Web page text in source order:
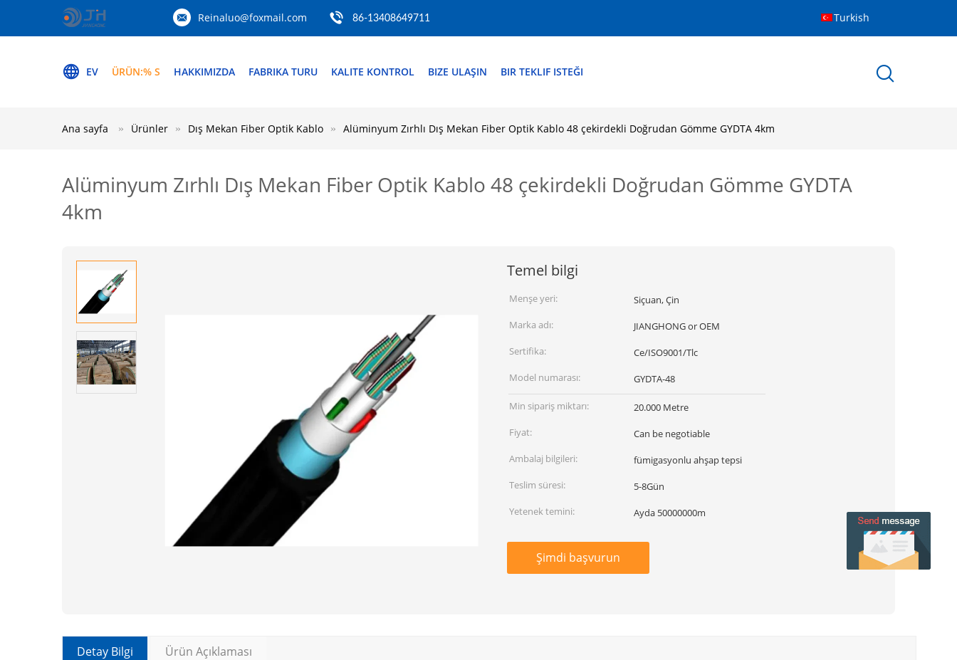
Reinaluo@foxmail.com 86-13408649711 Turkish
EV ÜRÜN:% S HAKKIMIZDA FABRIKA TURU KALITE KONTROL BIZE ULAŞIN BIR TEKLIF ISTEĞI
Ana sayfa Ürünler Dış Mekan Fiber Optik Kablo Alüminyum Zırhlı Dış Mekan Fiber Optik Kablo 48 çekirdekli Doğrudan Gömme GYDTA 4km
Alüminyum Zırhlı Dış Mekan Fiber Optik Kablo 48 çekirdekli Doğrudan Gömme GYDTA
4km
Temel bilgi
Menşe yeri:
Siçuan, Çin
Marka adı:
JIANGHONG or OEM
Sertifika:
Ce/ISO9001/Tlc
Model numarası:
GYDTA-48
Min sipariş miktarı:
20.000 Metre
Fiyat:
Can be negotiable
Ambalaj bilgileri:
fümigasyonlu ahşap tepsi
Teslim süresi:
5-8Gün
Yetenek temini:
Ayda 50000000m
Şimdi başvurun
Detay Bilgi Ürün Açıklaması